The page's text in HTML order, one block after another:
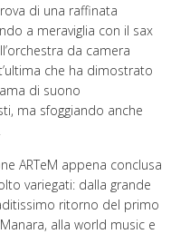
di una raffinata
a meraviglia con il sax
da camera
che ha dimostrato
di suono
ma sfoggiando anche
ARTeM appena conclusa
variegati: dalla grande
ritorno del primo
alla world music e